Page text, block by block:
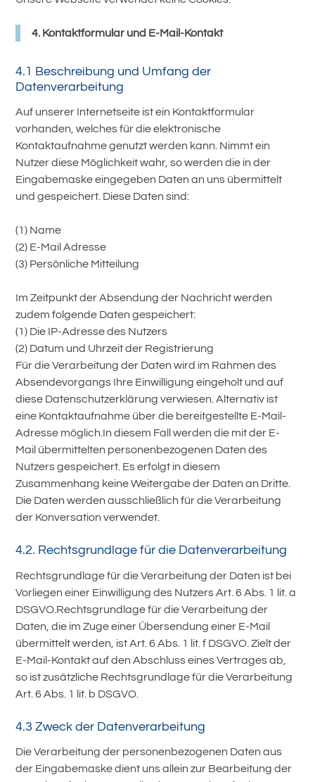
4. Kontaktformular und E-Mail-Kontakt
4.1 Beschreibung und Umfang der
Datenverarbeitung
Auf unserer Internetseite ist ein Kontaktformular
vorhanden, welches für die elektronische
Kontaktaufnahme genutzt werden kann. Nimmt ein
Nutzer diese Möglichkeit wahr, so werden die in der
Eingabemaske eingegeben Daten an uns übermittelt
und gespeichert. Diese Daten sind:
(1) Name
(2) E-Mail Adresse
(3) Persönliche Mitteilung
Im Zeitpunkt der Absendung der Nachricht werden
zudem folgende Daten gespeichert:
(1) Die IP-Adresse des Nutzers
(2) Datum und Uhrzeit der Registrierung
Für die Verarbeitung der Daten wird im Rahmen des
Absendevorgangs Ihre Einwilligung eingeholt und auf
diese Datenschutzerklärung verwiesen. Alternativ ist
eine Kontaktaufnahme über die bereitgestellte E-Mail-
Adresse möglich.In diesem Fall werden die mit der E-
Mail übermittelten personenbezogenen Daten des
Nutzers gespeichert. Es erfolgt in diesem
Zusammenhang keine Weitergabe der Daten an Dritte.
Die Daten werden ausschließlich für die Verarbeitung
der Konversation verwendet.
4.2. Rechtsgrundlage für die Datenverarbeitung
Rechtsgrundlage für die Verarbeitung der Daten ist bei
Vorliegen einer Einwilligung des Nutzers Art. 6 Abs. 1 lit. a
DSGVO.Rechtsgrundlage für die Verarbeitung der
Daten, die im Zuge einer Übersendung einer E-Mail
übermittelt werden, ist Art. 6 Abs. 1 lit. f DSGVO. Zielt der
E-Mail-Kontakt auf den Abschluss eines Vertrages ab,
so ist zusätzliche Rechtsgrundlage für die Verarbeitung
Art. 6 Abs. 1 lit. b DSGVO.
4.3 Zweck der Datenverarbeitung
Die Verarbeitung der personenbezogenen Daten aus
der Eingabemaske dient uns allein zur Bearbeitung der